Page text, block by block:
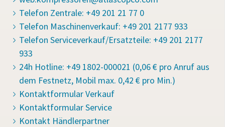
Telefon Zentrale: +49 201 21 77 0
Telefon Maschinenverkauf: +49 201 2177 933
Telefon Serviceverkauf/Ersatzteile: +49 201 2177
933
24h Hotline: +49 1802-000021 (0,06 € pro Anruf aus
dem Festnetz, Mobil max. 0,42 € pro Min.)
Kontaktformular Verkauf
Kontaktformular Service
Kontakt Händlerpartner